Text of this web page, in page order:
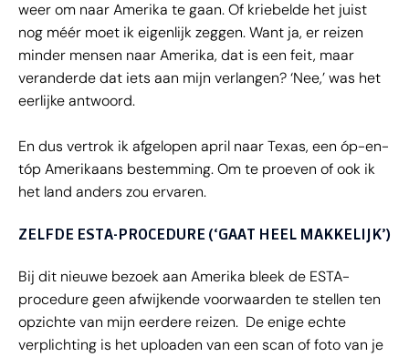
weer om naar Amerika te gaan. Of kriebelde het juist
nog méér moet ik eigenlijk zeggen. Want ja, er reizen
minder mensen naar Amerika, dat is een feit, maar
veranderde dat iets aan mijn verlangen? ‘Nee,’ was het
eerlijke antwoord.
En dus vertrok ik afgelopen april naar Texas, een óp-en-
tóp Amerikaans bestemming. Om te proeven of ook ik
het land anders zou ervaren.
ZELFDE ESTA-PROCEDURE (‘GAAT HEEL MAKKELIJK’)
Bij dit nieuwe bezoek aan Amerika bleek de ESTA-
procedure geen afwijkende voorwaarden te stellen ten
opzichte van mijn eerdere reizen. De enige echte
verplichting is het uploaden van een scan of foto van je